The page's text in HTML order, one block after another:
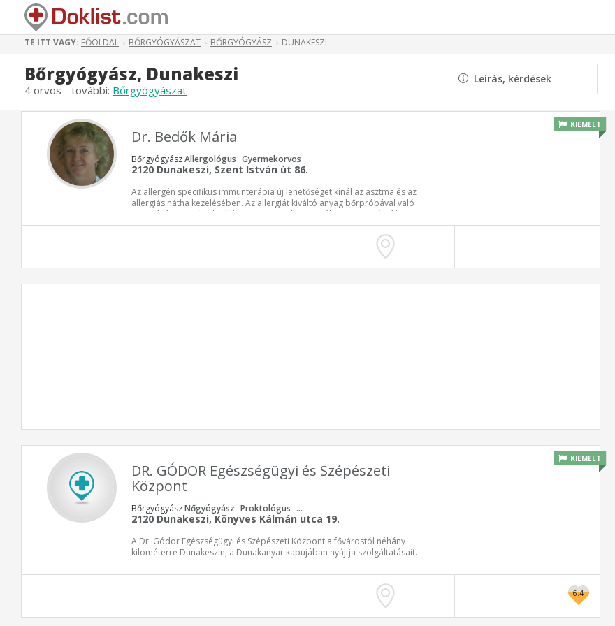
TE ITT VAGY: FŐOLDAL > BŐRGYÓGYÁSZAT > BŐRGYÓGYÁSZ > DUNAKESZI
Bőrgyógyász, Dunakeszi
4 orvos - további: Bőrgyógyászat
Leírás, kérdések
KIEMELT
Dr. Bedők Mária
Bőrgyógyász Allergológus Gyermekorvos
2120 Dunakeszi, Szent István út 86.
Az allergén specifikus immunterápia új lehetőséget kínál az asztma és az
allergiás nátha kezelésében. Az allergiát kiváltó anyag bőrpróbával való
igazolását követően beállított immunterápia egy életre meggyógyíthatja
a panaszokat kiváltó problémát, hiszen a kezelés kijavítja a hibásan
működő immunsejtek funkcióját. Maga a kezelés hosszabb ideig tart, de
a tünetek már 4-6 hét után megszűnnek, a páciensek panaszmentessé
alkalmazható.
KIEMELT
DR. GÓDOR Egészségügyi és Szépészeti
Központ
Bőrgyógyász Nőgyógyász Proktológus ...
2120 Dunakeszi, Könyves Kálmán utca 19.
A Dr. Gódor Egészségügyi és Szépészeti Központ a fővárostól néhány
kilométerre Dunakeszin, a Dunakanyar kapujában nyújtja szolgáltatásait.
Intézetünkben otthonos, diszkrét környezetben, kiváló szakorvosok
közreműködésével biztosítunk személyre szóló minőségi ellátást.
Különös figyelmet fordítunk a folyamatos technikai és technológiai
fejlesztésekre azért, hogy a hozzánk fordulók a legmagasabb színvonalú
6.4